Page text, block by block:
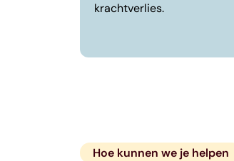
krachtverlies.
Hoe kunnen we je helpen